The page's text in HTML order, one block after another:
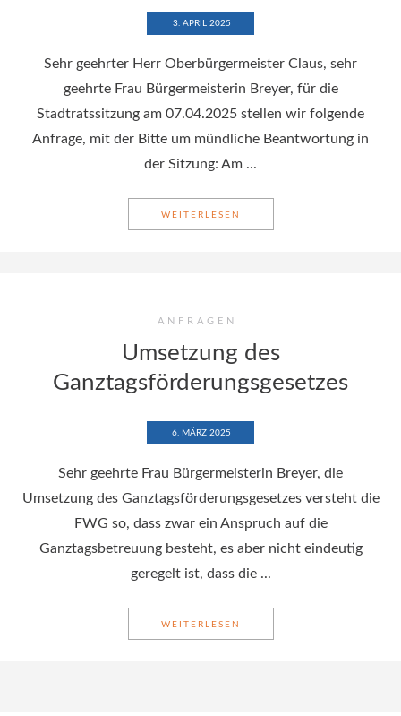
3. APRIL 2025
Sehr geehrter Herr Oberbürgermeister Claus, sehr
geehrte Frau Bürgermeisterin Breyer, für die
Stadtratssitzung am 07.04.2025 stellen wir folgende
Anfrage, mit der Bitte um mündliche Beantwortung in
der Sitzung: Am ...
WEITERLESEN
ANFRAGEN
Umsetzung des
Ganztagsförderungsgesetzes
6. MÄRZ 2025
Sehr geehrte Frau Bürgermeisterin Breyer, die
Umsetzung des Ganztagsförderungsgesetzes versteht die
FWG so, dass zwar ein Anspruch auf die
Ganztagsbetreuung besteht, es aber nicht eindeutig
geregelt ist, dass die ...
WEITERLESEN